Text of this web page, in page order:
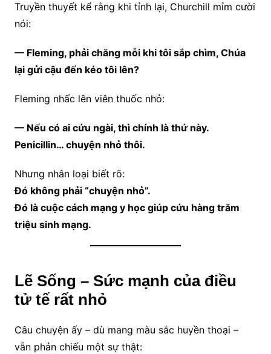
Truyền thuyết kể rằng khi tỉnh lại, Churchill mỉm cười
nói:
— Fleming, phải chăng mỗi khi tôi sắp chìm, Chúa
lại gửi cậu đến kéo tôi lên?
Fleming nhấc lên viên thuốc nhỏ:
— Nếu có ai cứu ngài, thì chính là thứ này.
Penicillin… chuyện nhỏ thôi.
Nhưng nhân loại biết rõ:
Đó không phải “chuyện nhỏ”.
Đó là cuộc cách mạng y học giúp cứu hàng trăm
triệu sinh mạng.
Lẽ Sống – Sức mạnh của điều
tử tế rất nhỏ
Câu chuyện ấy – dù mang màu sắc huyền thoại –
vẫn phản chiếu một sự thật: